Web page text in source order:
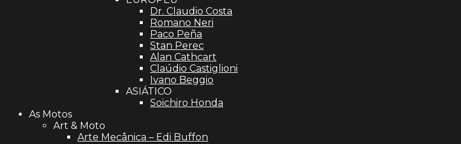
Dr. Claudio Costa
Romano Neri
Paco Peña
Stan Perec
Alan Cathcart
Claúdio Castiglioni
Ivano Beggio
ASIÁTICO
Soichiro Honda
As Motos
Art & Moto
Arte Mecânica – Edi Buffon